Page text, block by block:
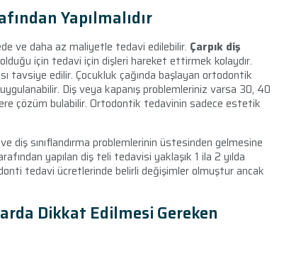
Yapılmalıdır
ve daha az maliyetle tedavi edilebilir. Çarpık diş
için tedavi için dişleri hareket ettirmek kolaydır.
tavsiye edilir. Çocukluk çağında başlayan ortodontik
Diş veya kapanış problemleriniz varsa 30, 40
çözüm bulabilir. Ortodontik tedavinin sadece estetik
sınıflandırma problemlerinin üstesinden gelmesine
yapılan diş teli tedavisi yaklaşık 1 ila 2 yılda
tedavi ücretlerinde belirli değişimler olmuştur ancak
Dikkat Edilmesi Gereken